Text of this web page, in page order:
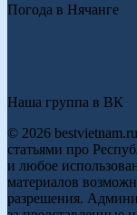
Погода в Нячанге
Наша группа в ВК
© 2026
статьями про
и любое
материалов
разрешения.